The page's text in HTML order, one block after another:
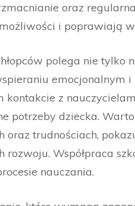
oraz
i poprawiają
polega nie tylko
emocjonalnym
kontakcie z
potrzeby dziecka.
oraz trudnościach,
Współpraca
nauczania.